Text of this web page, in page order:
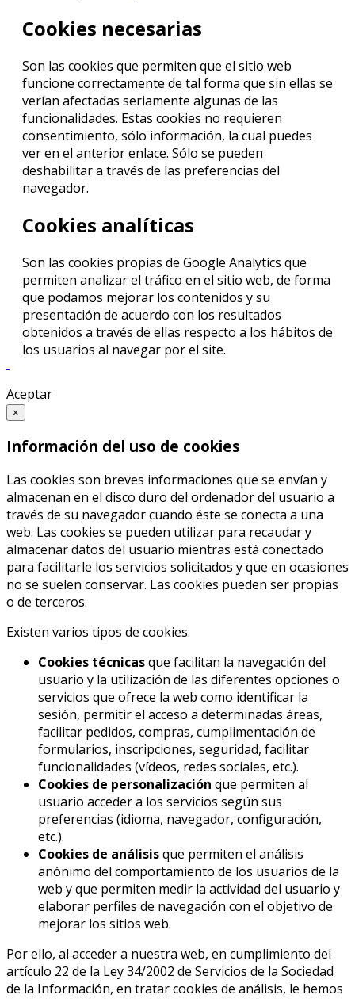
Cookies necesarias
Son las cookies que permiten que el sitio web
funcione correctamente de tal forma que sin ellas se
verían afectadas seriamente algunas de las
funcionalidades. Estas cookies no requieren
consentimiento, sólo información, la cual puedes
ver en el anterior enlace. Sólo se pueden
deshabilitar a través de las preferencias del
navegador.
Cookies analíticas
Son las cookies propias de Google Analytics que
permiten analizar el tráfico en el sitio web, de forma
que podamos mejorar los contenidos y su
presentación de acuerdo con los resultados
obtenidos a través de ellas respecto a los hábitos de
los usuarios al navegar por el site.
Aceptar
×
Información del uso de cookies
Las cookies son breves informaciones que se envían y
almacenan en el disco duro del ordenador del usuario a
través de su navegador cuando éste se conecta a una
web. Las cookies se pueden utilizar para recaudar y
almacenar datos del usuario mientras está conectado
para facilitarle los servicios solicitados y que en ocasiones
no se suelen conservar. Las cookies pueden ser propias
o de terceros.
Existen varios tipos de cookies:
Cookies técnicasque facilitan la navegación del
usuario y la utilización de las diferentes opciones o
servicios que ofrece la web como identificar la
sesión, permitir el acceso a determinadas áreas,
facilitar pedidos, compras, cumplimentación de
formularios, inscripciones, seguridad, facilitar
funcionalidades (vídeos, redes sociales, etc.).
Cookies de personalización que permiten al
usuario acceder a los servicios según sus
preferencias (idioma, navegador, configuración,
etc.).
Cookies de análisisque permiten el análisis
anónimo del comportamiento de los usuarios de la
web y que permiten medir la actividad del usuario y
elaborar perfiles de navegación con el objetivo de
mejorar los sitios web.
Por ello, al acceder a nuestra web, en cumplimiento del
artículo 22 de la Ley 34/2002 de Servicios de la Sociedad
de la Información, en tratar cookies de análisis, le hemos